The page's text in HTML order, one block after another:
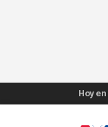
Hoy